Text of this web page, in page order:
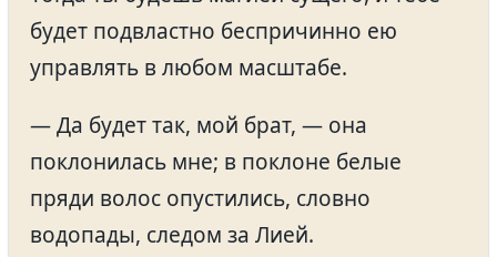
будет подвластно беспричинно ею
управлять в любом масштабе.
— Да будет так, мой брат, — она
поклонилась мне; в поклоне белые
пряди волос опустились, словно
водопады, следом за Лией.